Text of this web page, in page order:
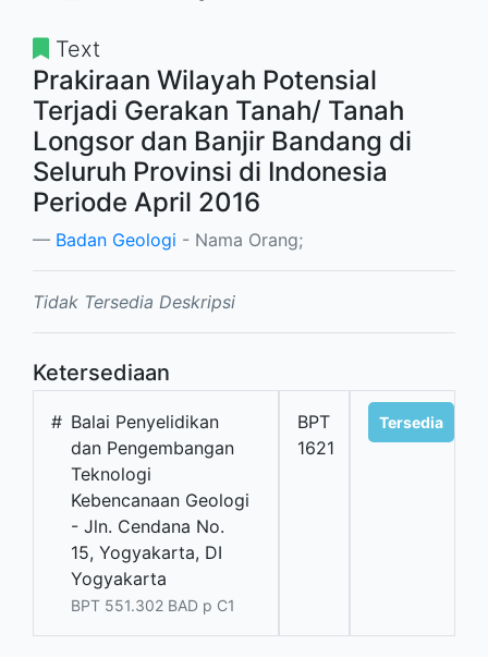
Text
Prakiraan Wilayah Potensial
Terjadi Gerakan Tanah/ Tanah
Longsor dan Banjir Bandang di
Seluruh Provinsi di Indonesia
Periode April 2016
Badan Geologi - Nama Orang;
Tidak Tersedia Deskripsi
Ketersediaan
# Balai Penyelidikan
dan Pengembangan
Teknologi
Kebencanaan Geologi
- Jln. Cendana No.
15, Yogyakarta, DI
Yogyakarta
BPT 551.302 BAD p C1
BPT
1621
Tersedia